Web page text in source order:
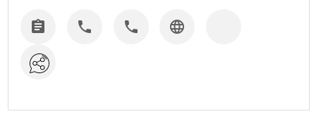
   